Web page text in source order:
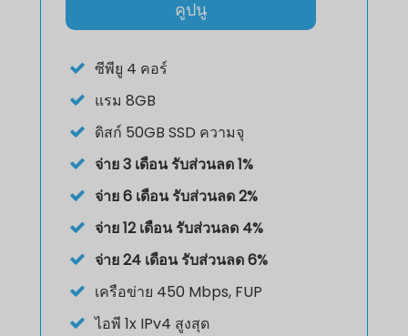
คูปนู
ซีพียู 4 คอร์
แรม 8GB
ดิสก์ 50GB SSD ความจุ
จ่าย 3 เดือน รับส่วนลด 1%
จ่าย 6 เดือน รับส่วนลด 2%
จ่าย 12 เดือน รับส่วนลด 4%
จ่าย 24 เดือน รับส่วนลด 6%
เครือข่าย 450 Mbps, FUP
ไอพี 1x IPv4 สูงสุด